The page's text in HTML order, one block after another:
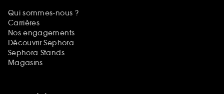
Qui sommes-nous ?
Carrières
Nos engagements
Découvrir Sephora
Sephora Stands
Magasins